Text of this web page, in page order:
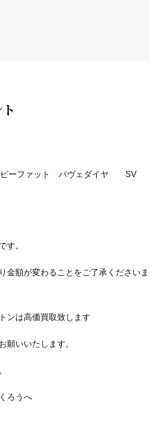
ビーファット パヴェダイヤ SV
す。
金額が変わることをご了承くださいま
ンは高価買取致します
願いいたします。
ろうへ